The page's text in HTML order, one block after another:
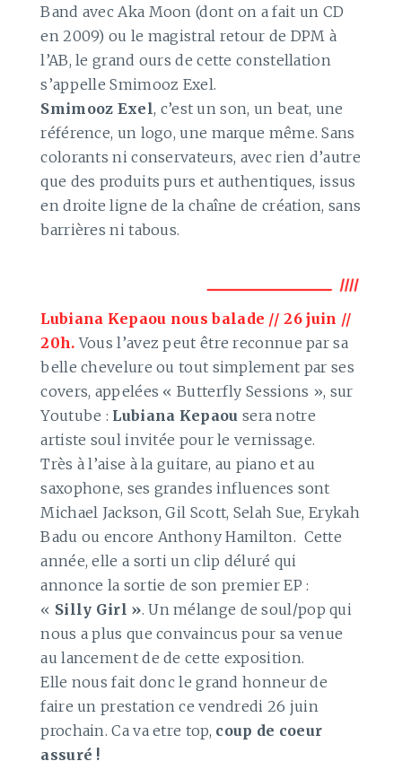
Band avec Aka Moon (dont on a fait un CD
en 2009) ou le magistral retour de DPM à
l’AB, le grand ours de cette constellation
s’appelle Smimooz Exel.
Smimooz Exel, c’est un son, un beat, une
référence, un logo, une marque même. Sans
colorants ni conservateurs, avec rien d’autre
que des produits purs et authentiques, issus
en droite ligne de la chaîne de création, sans
barrières ni tabous.
Lubiana Kepaou nous balade // 26 juin //
20h. Vous l’avez peut être reconnue par sa
belle chevelure ou tout simplement par ses
covers, appelées « Butterfly Sessions », sur
Youtube : Lubiana Kepaou sera notre
artiste soul invitée pour le vernissage.
Très à l’aise à la guitare, au piano et au
saxophone, ses grandes influences sont
Michael Jackson, Gil Scott, Selah Sue, Erykah
Badu ou encore Anthony Hamilton. Cette
année, elle a sorti un clip déluré qui
annonce la sortie de son premier EP :
« Silly Girl ». Un mélange de soul/pop qui
nous a plus que convaincus pour sa venue
au lancement de de cette exposition.
Elle nous fait donc le grand honneur de
faire un prestation ce vendredi 26 juin
prochain. Ca va etre top, coup de coeur
assuré !